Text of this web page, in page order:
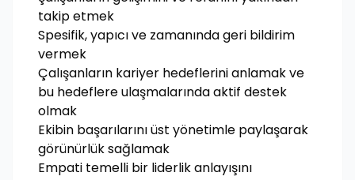
takip etmek
Spesifik, yapıcı ve zamanında geri bildirim
vermek
Çalışanların kariyer hedeflerini anlamak ve
bu hedeflere ulaşmalarında aktif destek
olmak
Ekibin başarılarını üst yönetimle paylaşarak
görünürlük sağlamak
Empati temelli bir liderlik anlayışını